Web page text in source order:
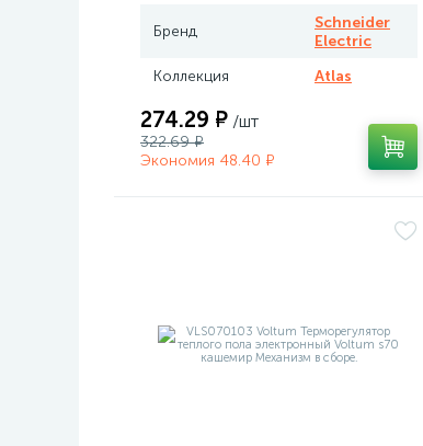
Бренд
Schneider
Electric
Коллекция
Atlas
274.29 ₽ /шт
322.69 ₽
Экономия 48.40 ₽